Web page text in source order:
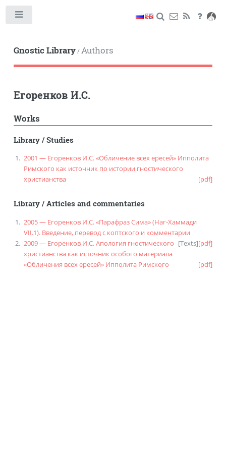
Gnostic Library/Authors
Егоренков И.С.
Works
Library/Studies
2001 — Егоренков И.С. «Обличение всех ересей» Ипполита
Римского как источник по истории гностического
христианства
[pdf]
Library/Articles and commentaries
2005 — Егоренков И.С. «Парафраз Сима» (Наг-Хаммади
VII.1). Введение, перевод с коптского и комментарии
[Texts][pdf]
2009 — Егоренков И.С. Апология гностического
христианства как источник особого материала
«Обличения всех ересей» Ипполита Римского
[pdf]